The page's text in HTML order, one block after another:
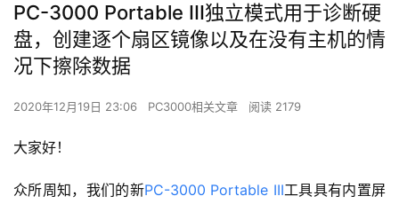
PC-3000 Portable III独立模式用于诊断硬
盘，创建逐个扇区镜像以及在没有主机的情
况下擦除数据
2020年12月19日 23:06 PC3000相关文章 阅读 2179
大家好！
众所周知，我们的新PC-3000 Portable III工具具有内置屏